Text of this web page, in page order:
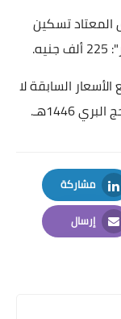
المعتاد تسكين
2025، فإن جميع الأسعار السابقة لا
1446هـ.
مشاركة
LinkedIn
إرسال
Email